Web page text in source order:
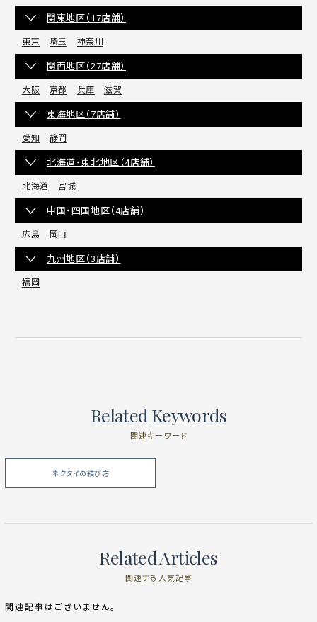
関東地区（17店舗）
東京 埼玉 神奈川
関西地区（27店舗）
大阪 京都 兵庫 滋賀
東海地区（7店舗）
愛知 静岡
北海道・東北地区（4店舗）
北海道 宮城
中国・四国地区（4店舗）
広島 岡山
九州地区（3店舗）
福岡
Related Keywords
関連キーワード
ネクタイの結び方
Related Articles
関連する人気記事
関連記事はございません。